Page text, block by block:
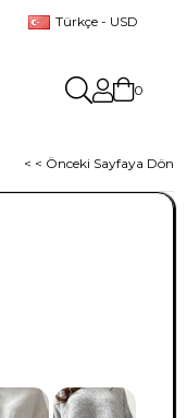
Türkçe - USD
0
< < Önceki Sayfaya Dön